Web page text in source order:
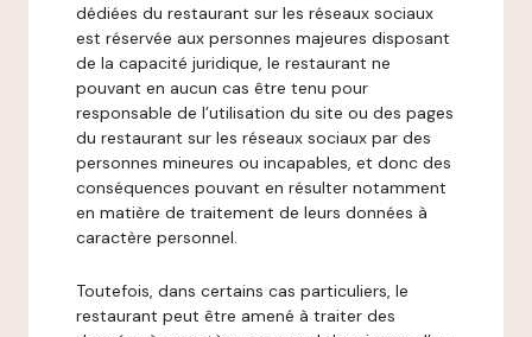
dédiées du restaurant sur les réseaux sociaux
est réservée aux personnes majeures disposant
de la capacité juridique, le restaurant ne
pouvant en aucun cas être tenu pour
responsable de l’utilisation du site ou des pages
du restaurant sur les réseaux sociaux par des
personnes mineures ou incapables, et donc des
conséquences pouvant en résulter notamment
en matière de traitement de leurs données à
caractère personnel.
Toutefois, dans certains cas particuliers, le
restaurant peut être amené à traiter des